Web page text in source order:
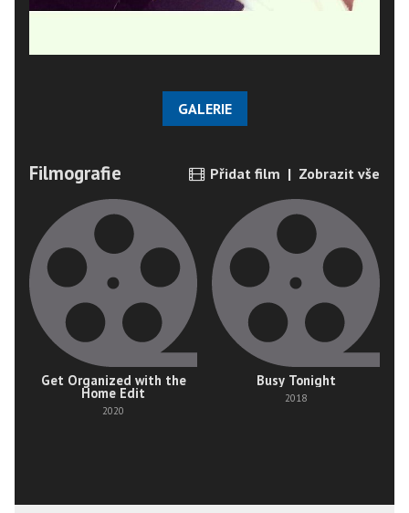
GALERIE
Filmografie Přidat film | Zobrazit vše
Get Organized with the
Home Edit
2020
Busy Tonight
2018